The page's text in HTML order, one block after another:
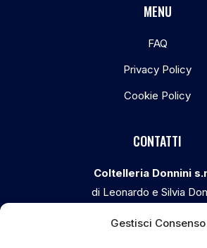
Gestisci Consenso
MENU
FAQ
Privacy Policy
Cookie Policy
CONTATTI
Coltelleria Donnini
di Leonardo e Silvia
Via Giovanni Lanza, 70 –